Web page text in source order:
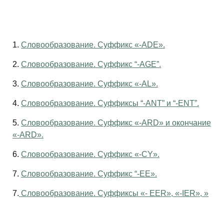
1. Словообразование. Суффикс «-ADE».
2. Словообразование. Суффикс “-AGE”.
3. Словообразование. Суффикс «-AL».
4. Словообразование. Суффиксы “-ANT” и “-ENT”.
5. Словообразование. Суффикс «-ARD» и окончание
«-ARD».
6. Словообразование. Суффикс «-CY».
7. Словообразование. Суффикс “-EE».
7. Словообразование. Суффиксы «- EER», «-IER», »